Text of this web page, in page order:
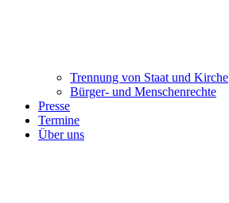
Trennung ​​​​​​​von Staat und Kirche
Bürger- und Menschenrechte
Presse
Termine
Über uns